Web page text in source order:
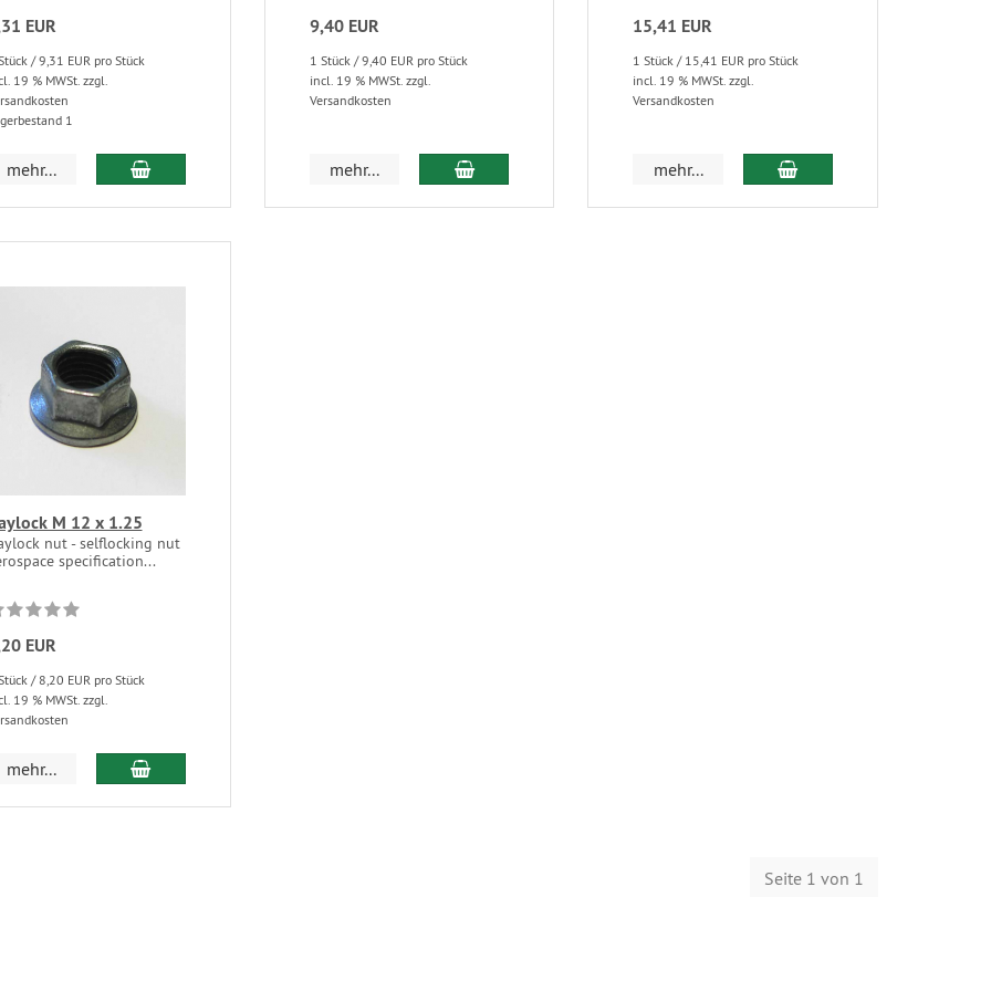
EUR
/ 9,31 EUR pro Stück
19 % MWSt. zzgl.
1
mehr...
9,40 EUR
1 Stück / 9,40 EUR pro Stück
incl. 19 % MWSt. zzgl.
Versandkosten
mehr...
15,41 EUR
1 Stück / 15,41 EUR pro Stück
incl. 19 % MWSt. zzgl.
Versandkosten
mehr...
M 12 x 1.25
nut - selflocking nut
specification...
EUR
/ 8,20 EUR pro Stück
19 % MWSt. zzgl.
mehr...
Seite 1 von 1